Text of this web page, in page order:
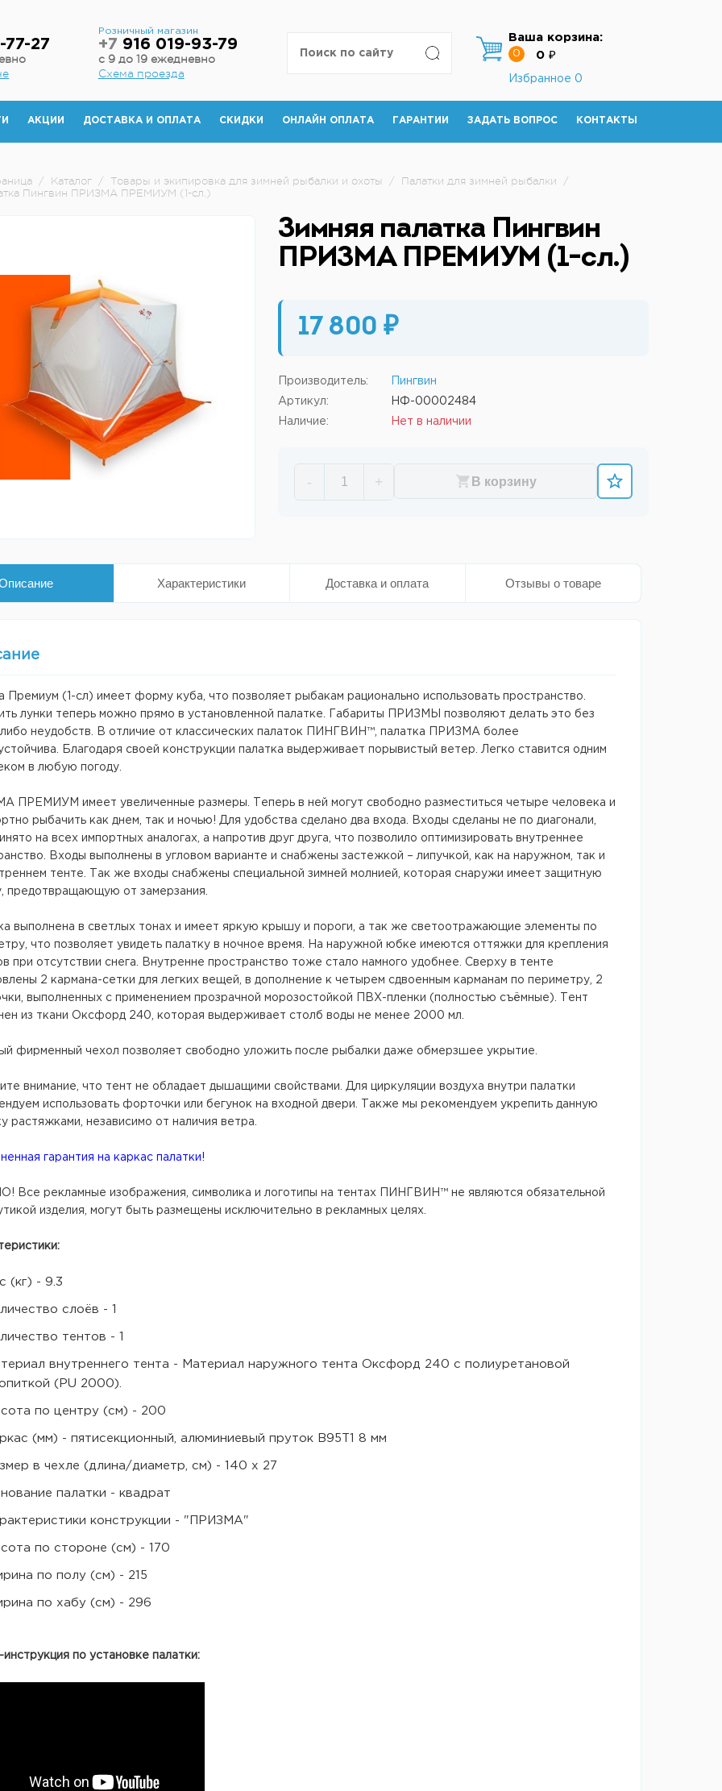
77-27
Розничный магазин
+7 916 019-93-79
с 9 до 19 ежедневно
Схема проезда
Ваша корзина:
0 0 ₽
Избранное 0
АКЦИИ ДОСТАВКА И ОПЛАТА СКИДКИ ОНЛАЙН ОПЛАТА ГАРАНТИИ ЗАДАТЬ ВОПРОС КОНТАКТЫ
/ Каталог / Товары и экипировка для зимней рыбалки и охоты / Палатки для зимней рыбалки
/
Пингвин ПРИЗМА ПРЕМИУМ (1-сл.)
Зимняя палатка Пингвин
ПРИЗМА ПРЕМИУМ (1-сл.)
17 800 ₽
Производитель: Пингвин
Артикул: НФ-00002484
Наличие: Нет в наличии
- + В корзину
Характеристики Доставка и оплата Отзывы о товаре
Премиум (1-сл) имеет форму куба, что позволяет рыбакам рационально использовать пространство.
лунки теперь можно прямо в установленной палатке. Габариты ПРИЗМЫ позволяют делать это без
неудобств. В отличие от классических палаток ПИНГВИН™, палатка ПРИЗМА более
Благодаря своей конструкции палатка выдерживает порывистый ветер. Легко ставится одним
в любую погоду.
ПРЕМИУМ имеет увеличенные размеры. Теперь в ней могут свободно разместиться четыре человека и
рыбачить как днем, так и ночью! Для удобства сделано два входа. Входы сделаны не по диагонали,
на всех импортных аналогах, а напротив друг друга, что позволило оптимизировать внутреннее
Входы выполнены в угловом варианте и снабжены застежкой – липучкой, как на наружном, так и
тенте. Так же входы снабжены специальной зимней молнией, которая снаружи имеет защитную
предотвращающую от замерзания.
выполнена в светлых тонах и имеет яркую крышу и пороги, а так же светоотражающие элементы по
что позволяет увидеть палатку в ночное время. На наружной юбке имеются оттяжки для крепления
при отсутствии снега. Внутренне пространство тоже стало намного удобнее. Сверху в тенте
2 кармана-сетки для легких вещей, в дополнение к четырем сдвоенным карманам по периметру, 2
выполненных с применением прозрачной морозостойкой ПВХ-пленки (полностью съёмные). Тент
из ткани Оксфорд 240, которая выдерживает столб воды не менее 2000 мл.
фирменный чехол позволяет свободно уложить после рыбалки даже обмерзшее укрытие.
внимание, что тент не обладает дышащими свойствами. Для циркуляции воздуха внутри палатки
использовать форточки или бегунок на входной двери. Также мы рекомендуем укрепить данную
растяжками, независимо от наличия ветра.
гарантия на каркас палатки!
Все рекламные изображения, символика и логотипы на тентах ПИНГВИН™ не являются обязательной
изделия, могут быть размещены исключительно в рекламных целях.
(кг) - 9.3
слоёв - 1
тентов - 1
внутреннего тента - Материал наружного тента Оксфорд 240 с полиуретановой
(PU 2000).
по центру (см) - 200
(мм) - пятисекционный, алюминиевый пруток В95Т1 8 мм
в чехле (длина/диаметр, см) - 140 х 27
палатки - квадрат
конструкции - "ПРИЗМА"
по стороне (см) - 170
по полу (см) - 215
по хабу (см) - 296
инструкция по установке палатки: